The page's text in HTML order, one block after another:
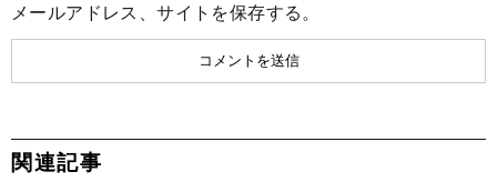
メールアドレス、サイトを保存する。
関連記事